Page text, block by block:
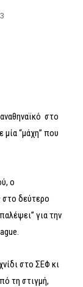
στο
μία “μάχη” που
ο
στο δεύτερο
για την
στο ΣΕΦ κι
τη στιγμή,